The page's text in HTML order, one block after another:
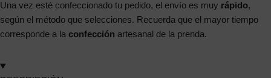
Una vez esté confeccionado tu pedido, el envío es muy rápido,
según el método que selecciones. Recuerda que el mayor tiempo
corresponde a la confección artesanal de la prenda.